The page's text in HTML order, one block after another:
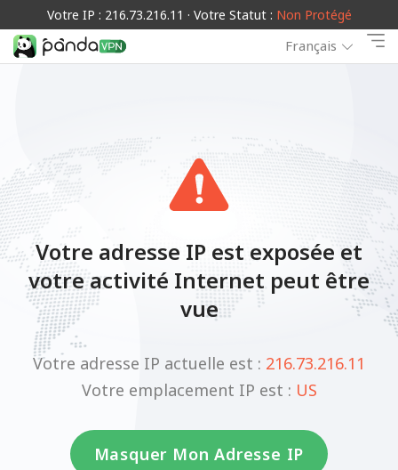
Votre IP : 216.73.216.11 · Votre Statut : Non Protégé
Français
Votre adresse IP est exposée et
votre activité Internet peut être
vue
Votre adresse IP actuelle est : 216.73.216.11
Votre emplacement IP est : US
Masquer Mon Adresse IP